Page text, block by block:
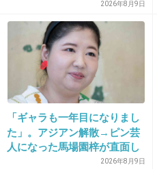
2026/07/08(水) 16:57:40
唇を突き出すように指
被害女性相当支配され
7件の返信
2026年8月9日
「ギャラも一年目になりまし
た」。アジアン解散→ピン芸
人になった馬場園梓が直面し
た現実、そして携える芸人と
2026年8月9日